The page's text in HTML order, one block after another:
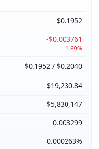
$0.1952
-$0.003761
-1.89%
$0.1952 / $0.2040
$19,230.84
$5,830,147
0.003299
0.000263%